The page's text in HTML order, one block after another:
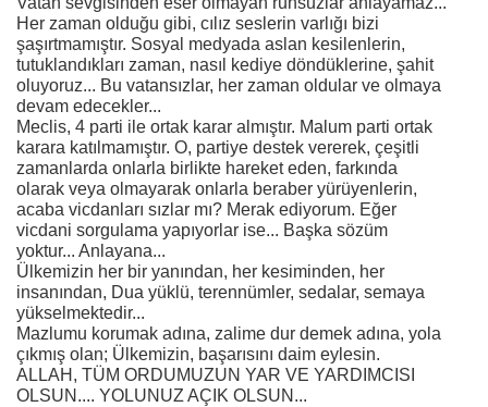
Her zaman olduğu gibi, cılız seslerin varlığı bizi
şaşırtmamıştır. Sosyal medyada aslan kesilenlerin,
tutuklandıkları zaman, nasıl kediye döndüklerine, şahit
oluyoruz... Bu vatansızlar, her zaman oldular ve olmaya
devam edecekler...
Meclis, 4 parti ile ortak karar almıştır. Malum parti ortak
karara katılmamıştır. O, partiye destek vererek, çeşitli
zamanlarda onlarla birlikte hareket eden, farkında
olarak veya olmayarak onlarla beraber yürüyenlerin,
acaba vicdanları sızlar mı? Merak ediyorum. Eğer
vicdani sorgulama yapıyorlar ise... Başka sözüm
yoktur... Anlayana...
Ülkemizin her bir yanından, her kesiminden, her
insanından, Dua yüklü, terennümler, sedalar, semaya
yükselmektedir...
Mazlumu korumak adına, zalime dur demek adına, yola
çıkmış olan; Ülkemizin, başarısını daim eylesin.
ALLAH, TÜM ORDUMUZUN YAR VE YARDIMCISI
OLSUN.... YOLUNUZ AÇIK OLSUN...